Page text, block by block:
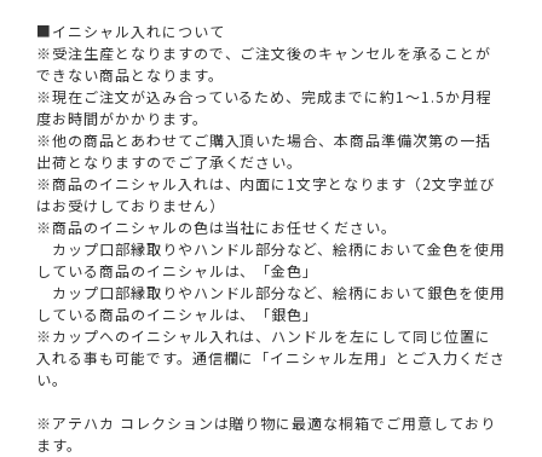
■イニシャル入れについて
※受注生産となりますので、ご注文後のキャンセルを承ることが
できない商品となります。
※現在ご注文が込み合っているため、完成までに約1～1.5か月程
度お時間がかかります。
※他の商品とあわせてご購入頂いた場合、本商品準備次第の一括
出荷となりますのでご了承ください。
※商品のイニシャル入れは、内面に1文字となります（2文字並び
はお受けしておりません）
※商品のイニシャルの色は当社にお任せください。
カップ口部縁取りやハンドル部分など、絵柄において金色を使用
している商品のイニシャルは、「金色」
カップ口部縁取りやハンドル部分など、絵柄において銀色を使用
している商品のイニシャルは、「銀色」
※カップへのイニシャル入れは、ハンドルを左にして同じ位置に
入れる事も可能です。通信欄に「イニシャル左用」とご入力くださ
い。
※アテハカ コレクションは贈り物に最適な桐箱でご用意しており
ます。